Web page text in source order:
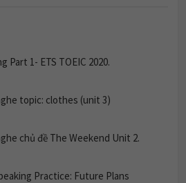
Part 1- ETS TOEIC 2020.
topic: clothes (unit 3)
chủ đề The Weekend Unit 2.
Practice: Future Plans